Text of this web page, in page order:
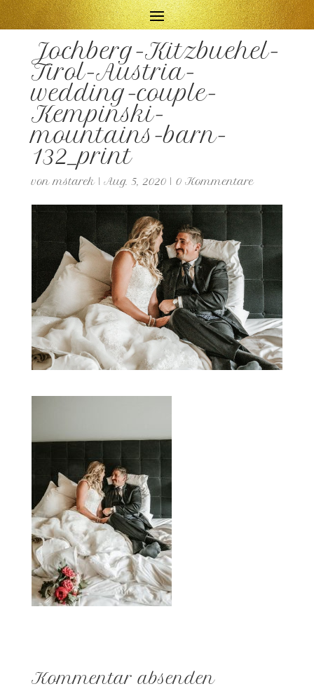
Jochberg-Kitzbuehel-
Tirol-Austria-
wedding-couple-
Kempinski-
mountains-barn-
132_print
vonmstarek| Aug. 5, 2020| 0 Kommentare
Kommentar absenden